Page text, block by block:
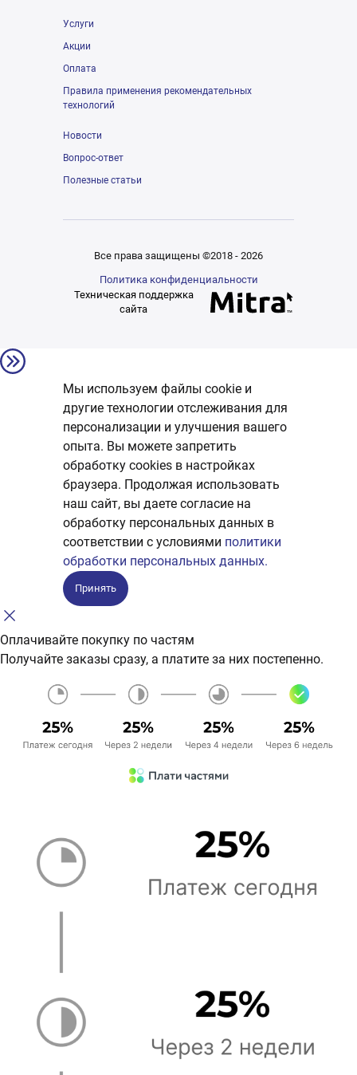
Услуги
Акции
Оплата
Правила применения рекомендательных
технологий
Новости
Вопрос-ответ
Полезные статьи
Все права защищены ©2018 - 2026
Политика конфиденциальности
Техническая поддержка
сайта
Мы используем файлы cookie и
другие технологии отслеживания для
персонализации и улучшения вашего
опыта. Вы можете запретить
обработку сookies в настройках
браузера. Продолжая использовать
наш сайт, вы даете согласие на
обработку персональных данных в
соответствии с условиями политики
обработки персональных данных.
Принять
Оплачивайте покупку по частям
Получайте заказы сразу, а платите за них постепенно.